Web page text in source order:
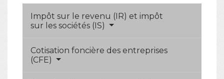
Impôt sur le revenu (IR) et impôt
sur les sociétés (IS)
Cotisation foncière des entreprises
(CFE)